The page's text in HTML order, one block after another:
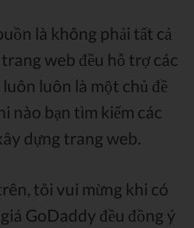
là không phải tất cả
web đều hỗ trợ các
luôn là một chủ đề
nào bạn tìm kiếm các
dựng trang web.
tôi vui mừng khi có
GoDaddy đều đồng ý